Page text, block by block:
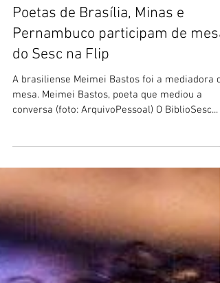
Poetas de Brasília, Minas e
Pernambuco participam de mesa
do Sesc na Flip
conversa (foto: ArquivoPessoal) O BiblioSesc...